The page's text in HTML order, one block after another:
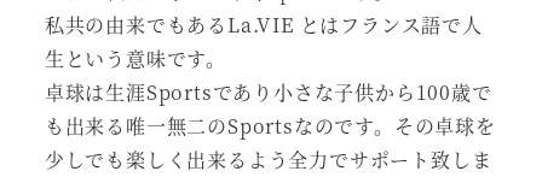
私共の由来でもあるLa.VIE とはフランス語で人
生という意味です。
卓球は生涯Sportsであり小さな子供から100歳で
も出来る唯一無二のSportsなのです。その卓球を
少しでも楽しく出来るよう全力でサポート致しま